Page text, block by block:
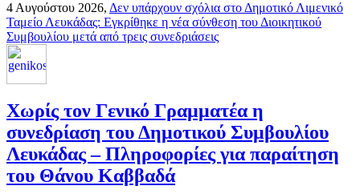
4 Αυγούστου 2026, Δεν υπάρχουν σχόλια στο Δημοτικό Λιμενικό
Ταμείο Λευκάδας: Εγκρίθηκε η νέα σύνθεση του Διοικητικού
Συμβουλίου μετά από τρεις συνεδριάσεις
Χωρίς τον Γενικό Γραμματέα η
συνεδρίαση του Δημοτικού Συμβουλίου
Λευκάδας – Πληροφορίες για παραίτηση
του Θάνου Καββαδά